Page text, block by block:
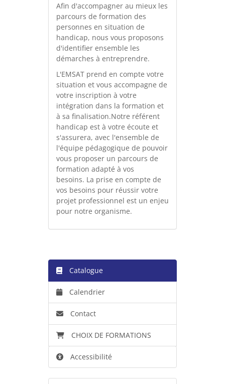
Afin d'accompagner au mieux les
parcours de formation des
personnes en situation de
handicap, nous vous proposons
d'identifier ensemble les
démarches à entreprendre.
L'EMSAT prend en compte votre
situation et vous accompagne de
votre inscription à votre
intégration dans la formation et
à sa finalisation.Notre référent
handicap est à votre écoute et
s'assurera, avec l'ensemble de
l'équipe pédagogique de pouvoir
vous proposer un parcours de
formation adapté à vos
besoins. La prise en compte de
vos besoins pour réussir votre
projet professionnel est un enjeu
pour notre organisme.
Catalogue
Calendrier
Contact
CHOIX DE FORMATIONS
Accessibilité